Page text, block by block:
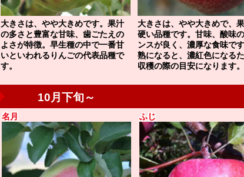
大きさは、やや大きめです。果汁
の多さと豊富な甘味、歯ごたえの
よさが特徴。早生種の中で一番甘
いといわれるりんごの代表品種で
す。
大きさは、やや大きめで、
硬い品種です。甘味、酸味
ンスが良く、濃厚な食味で
熟になると、濃紅色になるた
収穫の際の目安になります。
名月 ふじ